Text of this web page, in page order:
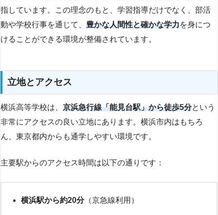
指しています。この理念のもと、学習指導だけでなく、部活
動や学校行事を通じて、 豊かな人間性と確かな学力を身につ
けることができる環境が整備されています。
立地とアクセス
横浜高等学校は、 京浜急行線「能見台駅」から徒歩5分という
非常にアクセスの良い立地にあります。横浜市内はもちろ
ん、東京都内からも通学しやすい環境です。
主要駅からのアクセス時間は以下の通りです：
横浜駅から約20分（京急線利用）